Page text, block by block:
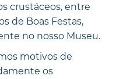
crustáceos, entre
de Boas Festas,
no nosso Museu.
motivos de
os